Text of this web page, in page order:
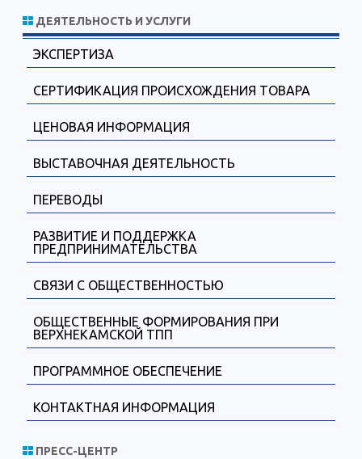
ДЕЯТЕЛЬНОСТЬ И УСЛУГИ
ЭКСПЕРТИЗА
СЕРТИФИКАЦИЯ ПРОИСХОЖДЕНИЯ ТОВАРА
ЦЕНОВАЯ ИНФОРМАЦИЯ
ВЫСТАВОЧНАЯ ДЕЯТЕЛЬНОСТЬ
ПЕРЕВОДЫ
РАЗВИТИЕ И ПОДДЕРЖКА
ПРЕДПРИНИМАТЕЛЬСТВА
СВЯЗИ С ОБЩЕСТВЕННОСТЬЮ
ОБЩЕСТВЕННЫЕ ФОРМИРОВАНИЯ ПРИ
ВЕРХНЕКАМСКОЙ ТПП
ПРОГРАММНОЕ ОБЕСПЕЧЕНИЕ
КОНТАКТНАЯ ИНФОРМАЦИЯ
ПРЕСС-ЦЕНТР